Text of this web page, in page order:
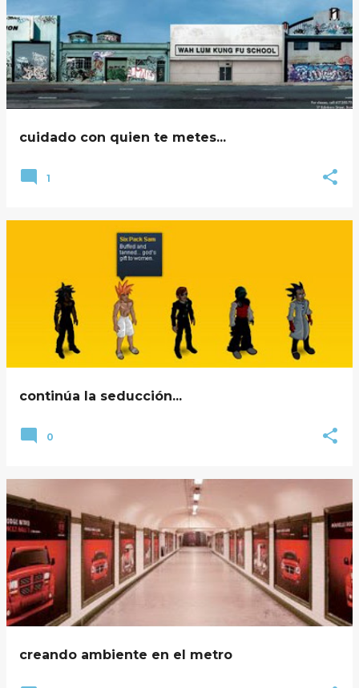
cuidado con quien te metes...
1
continúa la seducción...
0
creando ambiente en el metro